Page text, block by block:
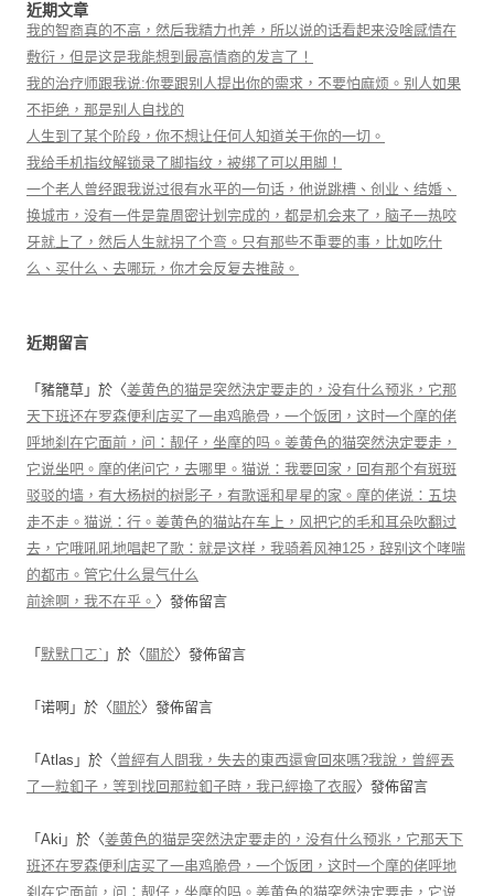
近期文章
我的智商真的不高，然后我精力也差，所以说的话看起来没啥感情在
敷衍，但是这是我能想到最高情商的发言了！
我的治疗师跟我说:你要跟别人提出你的需求，不要怕麻烦。别人如果
不拒绝，那是别人自找的
人生到了某个阶段，你不想让任何人知道关于你的一切。
我给手机指纹解锁录了脚指纹，被绑了可以用脚！
一个老人曾经跟我说过很有水平的一句话，他说跳槽、创业、结婚、
换城市，没有一件是靠周密计划完成的，都是机会来了，脑子一热咬
牙就上了，然后人生就拐了个弯。只有那些不重要的事，比如吃什
么、买什么、去哪玩，你才会反复去推敲。
近期留言
「 豬籠草 」於〈姜黄色的猫是突然決定要走的，没有什么预兆，它那
天下班还在罗森便利店买了一串鸡脆骨，一个饭团，这时一个摩的佬
呼地刹在它面前，问：靓仔，坐摩的吗。姜黄色的猫突然決定要走，
它说坐吧。摩的佬问它，去哪里。猫说：我要回家，回有那个有斑斑
驳驳的墙，有大杨树的树影子，有歌谣和星星的家。摩的佬说：五块
走不走。猫说：行。姜黄色的猫站在车上，风把它的毛和耳朵吹翻过
去，它哦吼吼地唱起了歌：就是这样，我骑着风神125，辞别这个哮喘
的都市。管它什么景气什么
前途啊，我不在乎。 〉發佈留言
「 默默ㄇㄛˋ 」於〈 關於〉發佈留言
「 诺啊 」於〈 關於〉發佈留言
「 Atlas 」於〈曾經有人問我，失去的東西還會回來嗎?我說，曾經丟
了一粒釦子，等到找回那粒釦子時，我已經換了衣服〉發佈留言
「 Aki 」於〈姜黄色的猫是突然決定要走的，没有什么预兆，它那天下
班还在罗森便利店买了一串鸡脆骨，一个饭团，这时一个摩的佬呼地
刹在它面前，问：靓仔，坐摩的吗。姜黄色的猫突然決定要走，它说